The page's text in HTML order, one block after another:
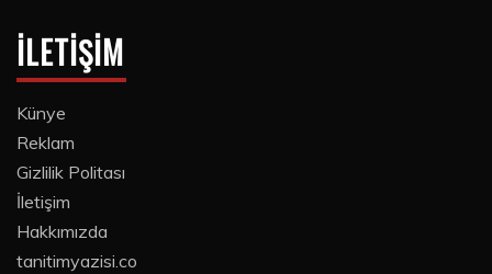
İLETIŞIM
Künye
Reklam
Gizlilik Politası
İletişim
Hakkımızda
tanitimyazisi.co